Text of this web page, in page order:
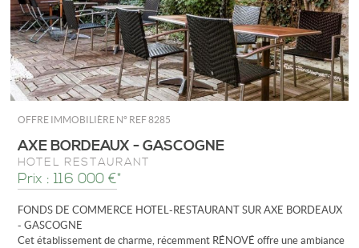
OFFRE IMMOBILIÈRE N° REF 8285
AXE BORDEAUX - GASCOGNE
HÔTEL RESTAURANT
Prix : 116 000 €*
FONDS DE COMMERCE HOTEL-RESTAURANT SUR AXE BORDEAUX
- GASCOGNE
Cet établissement de charme, récemment RÉNOVÉ offre une ambiance